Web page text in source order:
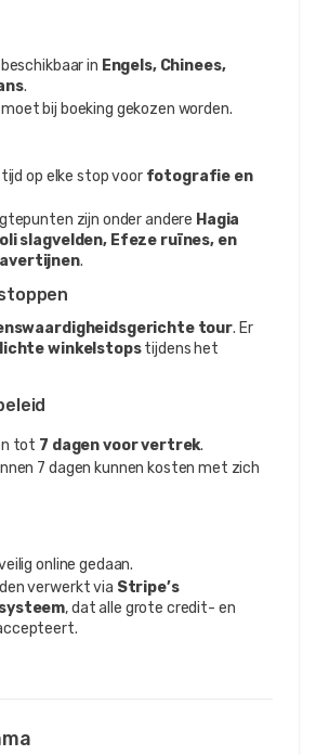
in Engels, Chinees,
.
bij boeking gekozen worden.
tijd op elke stop voor fotografie en
zijn onder andere Hagia
slagvelden, Efeze ruïnes, en
.
tour. Er
winkelstopstijdens het
tot 7 dagen voor vertrek.
7 dagen kunnen kosten met zich
online gedaan.
verwerkt via Stripe’s
, dat alle grote credit- en